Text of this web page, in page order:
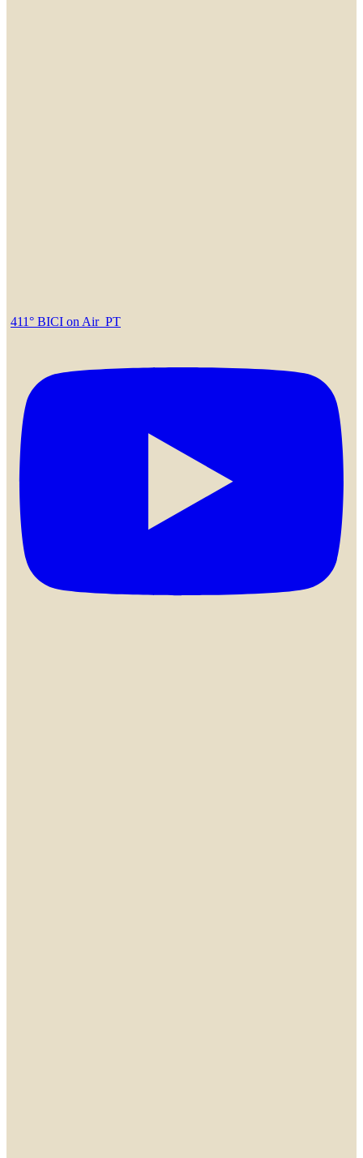
411° BICI on Air_PT